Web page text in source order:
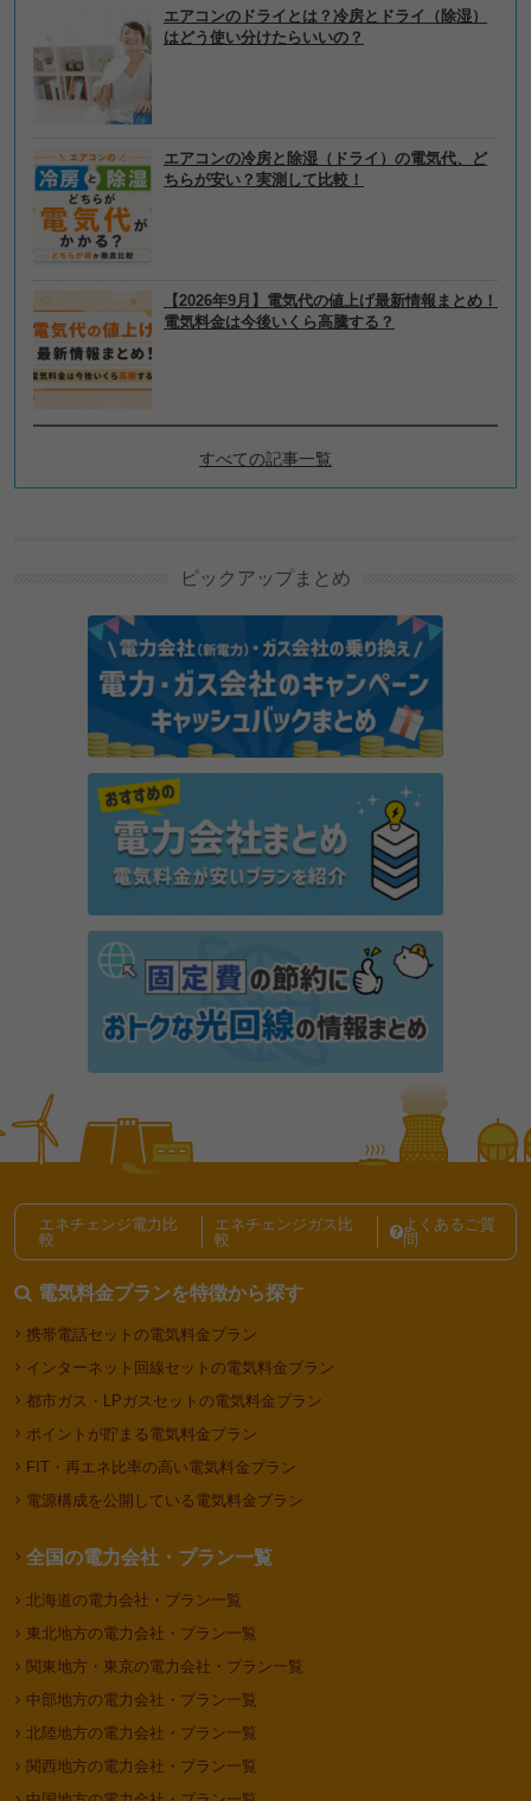
エアコンのドライとは？冷房とドライ（除湿）
はどう使い分けたらいいの？
エアコンの冷房と除湿（ドライ）の電気代、ど
ちらが安い？実測して比較！
【2026年9月】電気代の値上げ最新情報まとめ！
電気料金は今後いくら高騰する？
すべての記事一覧
エアコン（冷房）1時間の電気代を実測！室内温度を
ベトナムで使えるVPN｜おすすめ3選と選び方を解説
auでんちとは？サービス内容や電気料金が割引され
る仕組みを解説
電気代の内訳の調べ方は？料金が高くなる理由と節約
東京で一人暮らしの光熱費は平均いくら？電気代・ガ
ピックアップまとめ
エネチェンジ電力比
較
エネチェンジガス比
較
よくあるご質
問
電気料金プランを特徴から探す
携帯電話セットの電気料金プラン
インターネット回線セットの電気料金プラン
都市ガス・LPガスセットの電気料金プラン
ポイントが貯まる電気料金プラン
FIT・再エネ比率の高い電気料金プラン
電源構成を公開している電気料金プラン
全国の電力会社・プラン一覧
北海道の電力会社・プラン一覧
東北地方の電力会社・プラン一覧
関東地方・東京の電力会社・プラン一覧
中部地方の電力会社・プラン一覧
北陸地方の電力会社・プラン一覧
関西地方の電力会社・プラン一覧